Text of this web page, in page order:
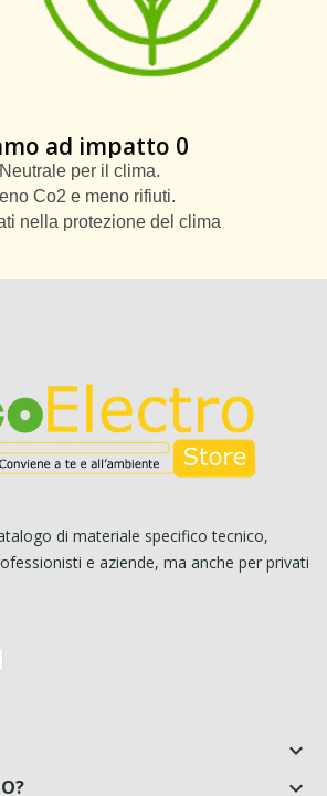
ad impatto 0
Neutrale per il clima.
Co2 e meno rifiuti.
nella protezione del clima
di materiale specifico tecnico,
e aziende, ma anche per privati

